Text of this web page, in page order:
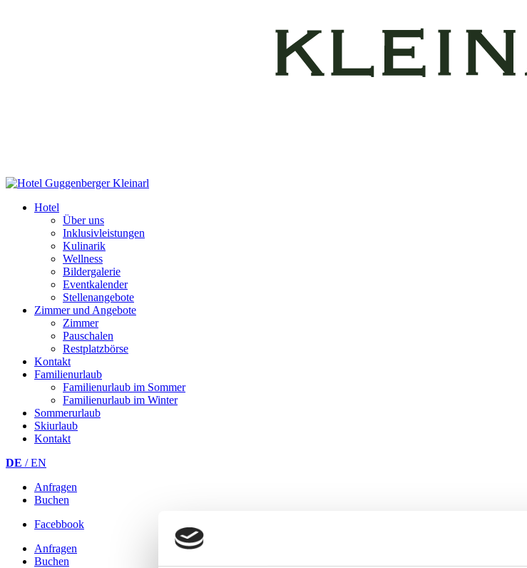
Hotel
Über uns
Inklusivleistungen
Kulinarik
Wellness
Bildergalerie
Eventkalender
Stellenangebote
Zimmer und Angebote
Zimmer
Pauschalen
Restplatzbörse
Kontakt
Familienurlaub
Familienurlaub im Sommer
Familienurlaub im Winter
Sommerurlaub
Skiurlaub
Kontakt
DE / EN
Anfragen
Buchen
Facebbook
Anfragen
Buchen